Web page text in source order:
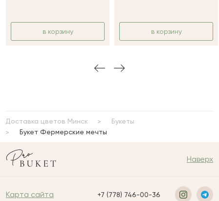
в корзину в корзину
Доставка цветов Минск
Букеты
Букет Фермерские мечты
Наверх
Карта сайта +7 (778) 746-00-36